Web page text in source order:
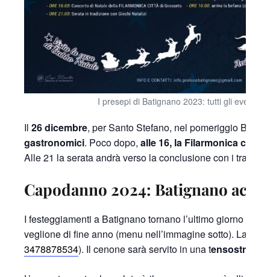
I presepi di Batignano 2023: tutti gli eventi
Il 26 dicembre, per Santo Stefano, nel pomeriggio
gastronomici. Poco dopo, alle 16, la Filarmonica città
Alle 21 la serata andrà verso la conclusione con i
Capodanno 2024: Batignano
I festeggiamenti a Batignano tornano l’ultimo giorno del
veglione di fine anno (menu nell’immagine sotto). La
3478878534). Il cenone sarà servito in una t